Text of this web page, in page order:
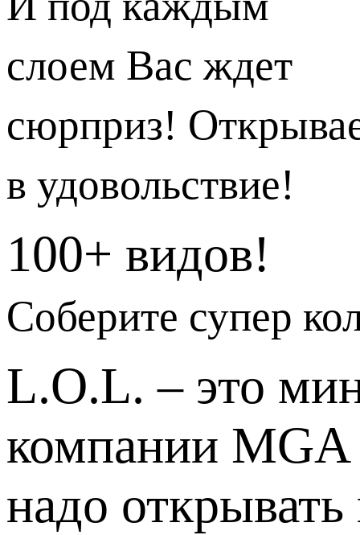
слоем Вас ждет
сюрприз!
в удовольствие!
100+ видов!
Соберите супер
L.O.L. – это
компании
надо